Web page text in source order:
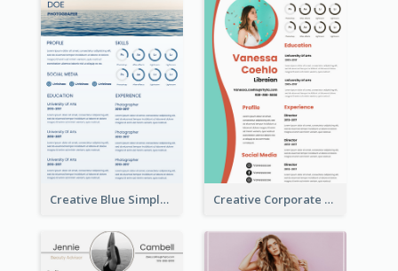
Creative Blue Simple Resume Creative Corporate Teal Resume